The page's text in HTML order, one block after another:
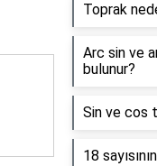
Toprak
Arc sin ve
bulunur?
Sin ve cos
18